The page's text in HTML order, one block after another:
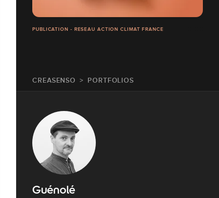
PUBLICATION - RESEAU ACTION CLIMAT FRANCE
CREASENSO PORTFOLIOS
Guénolé